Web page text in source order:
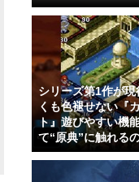
シリーズ第1作が
くも色褪せない『
ト』遊びやすい機
て“原典”に触れる